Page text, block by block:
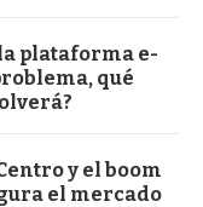
plataforma e-
qué
y el boom
el mercado